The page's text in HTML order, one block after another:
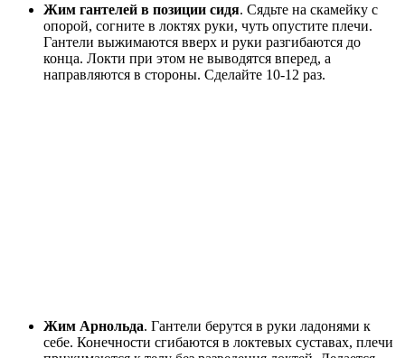
Жим гантелей в позиции сидя. Сядьте на скамейку с
опорой, согните в локтях руки, чуть опустите плечи.
Гантели выжимаются вверх и руки разгибаются до
конца. Локти при этом не выводятся вперед, а
направляются в стороны. Сделайте 10-12 раз.
Жим Арнольда. Гантели берутся в руки ладонями к
себе. Конечности сгибаются в локтевых суставах, плечи